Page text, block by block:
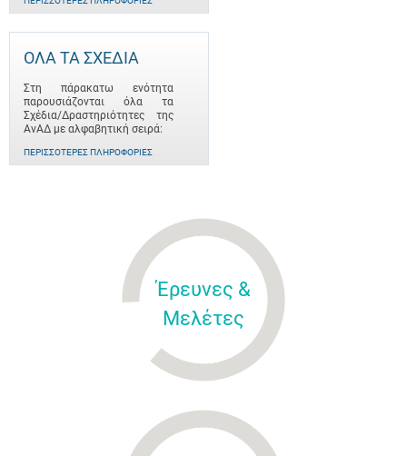
ΟΛΑ ΤΑ ΣΧΕΔΙΑ
Στη πάρακατω ενότητα
παρουσιάζονται όλα τα
Σχέδια/Δραστηριότητες της
ΑνΑΔ με αλφαβητική σειρά:
ΠΕΡΙΣΣΌΤΕΡΕΣ ΠΛΗΡΟΦΟΡΊΕΣ
Έρευνες &
Μελέτες